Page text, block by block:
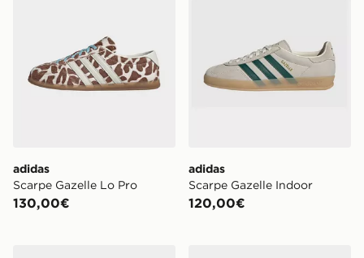
adidas
Scarpe Gazelle Lo Pro
130,00€
adidas
Scarpe Gazelle Indoor
120,00€